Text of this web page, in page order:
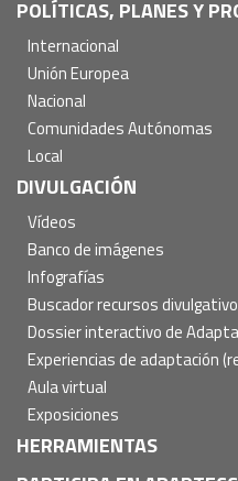
POLÍTICAS, PLANES Y
Internacional
Unión Europea
Nacional
Comunidades Autónomas
Local
DIVULGACIÓN
Vídeos
Banco de imágenes
Infografías
Buscador recursos
Dossier interactivo de
Experiencias de adaptación
Aula virtual
Exposiciones
HERRAMIENTAS